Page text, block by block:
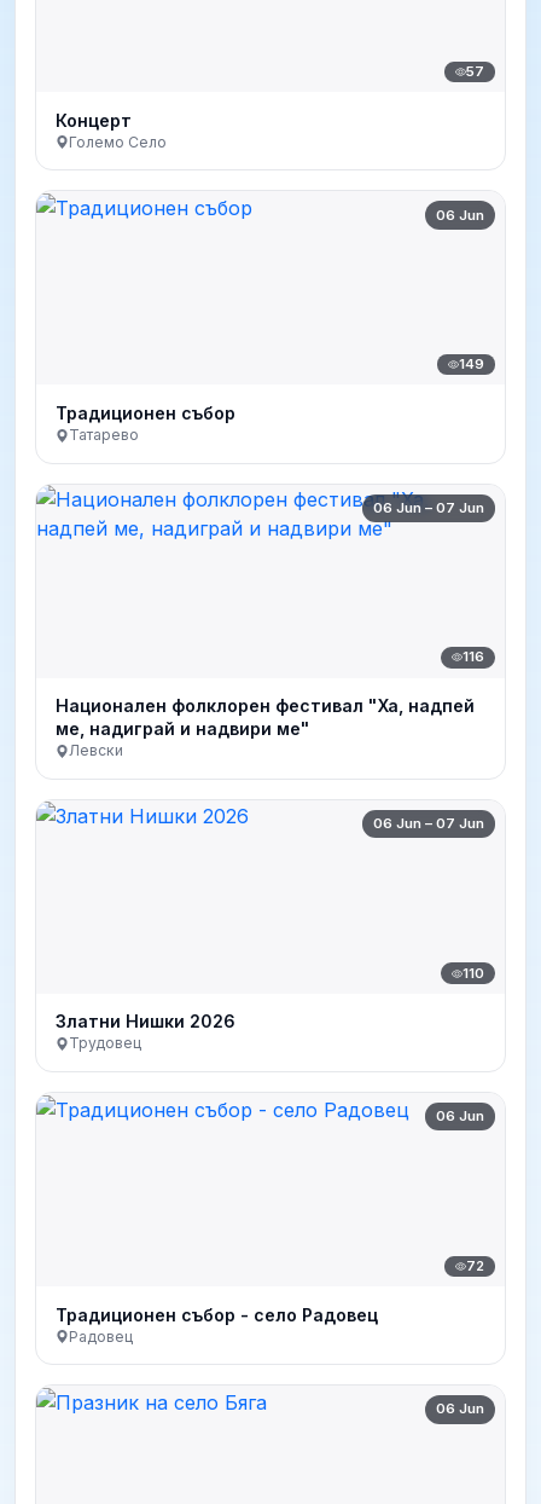
57
Концерт
Големо Село
06 Jun
149
Традиционен събор
Татарево
06 Jun – 07 Jun
116
Национален фолклорен фестивал "Ха, надпей
ме, надиграй и надвири ме"
Левски
06 Jun – 07 Jun
110
Златни Нишки 2026
Трудовец
06 Jun
72
Традиционен събор - село Радовец
Радовец
06 Jun